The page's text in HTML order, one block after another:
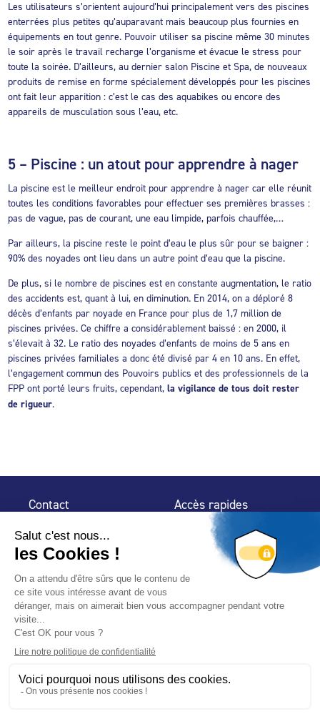
Les utilisateurs s’orientent aujourd’hui principalement vers des piscines
enterrées plus petites qu’auparavant mais beaucoup plus fournies en
équipements en tout genre. Pouvoir utiliser sa piscine même 30 minutes
le soir après le travail recharge l’organisme et évacue le stress pour
toute la soirée. D’ailleurs, au dernier salon Piscine et Spa, de nouveaux
produits de remise en forme spécialement développés pour les piscines
ont fait leur apparition : c’est le cas des aquabikes ou encore des
appareils de musculation sous l’eau, etc.
5 – Piscine : un atout pour apprendre à nager
La piscine est le meilleur endroit pour apprendre à nager car elle réunit
toutes les conditions favorables pour effectuer ses premières brasses :
pas de vague, pas de courant, une eau limpide, parfois chauffée,…
Par ailleurs, la piscine reste le point d’eau le plus sûr pour se baigner :
90% des noyades ont lieu dans un autre point d’eau que la piscine.
De plus, si le nombre de piscines est en constante augmentation, le ratio
des accidents est, quant à lui, en diminution. En 2014, on a déploré 8
décès d’enfants par noyade en France pour plus de 1,7 million de
piscines privées. Ce chiffre a considérablement baissé : en 2000, il
s’élevait à 32. Le ratio des noyades d’enfants de moins de 5 ans en
piscines privées familiales a donc été divisé par 4 en 10 ans. En effet,
l’engagement commun des Pouvoirs publics et des professionnels de la
FPP ont porté leurs fruits, cependant,la vigilance de tous doit rester
de rigueur.
Contact
32 rue de Mogador
75 009 Paris
Accès rapides
Espace Presse
Trouver un
professionnel
Nous suivre